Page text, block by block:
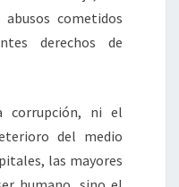
cometidos
derechos de
corrupción, ni el
del medio
las mayores